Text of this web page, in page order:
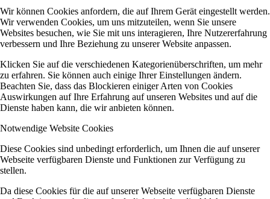
Wir können Cookies anfordern, die auf Ihrem Gerät eingestellt werden.
Wir verwenden Cookies, um uns mitzuteilen, wenn Sie unsere
Websites besuchen, wie Sie mit uns interagieren, Ihre Nutzererfahrung
verbessern und Ihre Beziehung zu unserer Website anpassen.
Klicken Sie auf die verschiedenen Kategorienüberschriften, um mehr
zu erfahren. Sie können auch einige Ihrer Einstellungen ändern.
Beachten Sie, dass das Blockieren einiger Arten von Cookies
Auswirkungen auf Ihre Erfahrung auf unseren Websites und auf die
Dienste haben kann, die wir anbieten können.
Notwendige Website Cookies
Diese Cookies sind unbedingt erforderlich, um Ihnen die auf unserer
Webseite verfügbaren Dienste und Funktionen zur Verfügung zu
stellen.
Da diese Cookies für die auf unserer Webseite verfügbaren Dienste